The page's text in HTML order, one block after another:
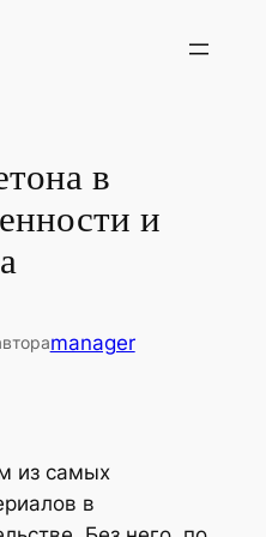
в
и
manager
из самых
в